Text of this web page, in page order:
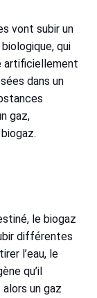
vont subir un
qui
artificiellement
dans un
gaz,
le biogaz
différentes
l’eau, le
qu’il
un gaz